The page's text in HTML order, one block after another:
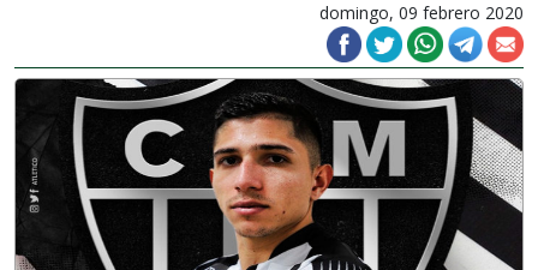
domingo, 09 febrero 2020